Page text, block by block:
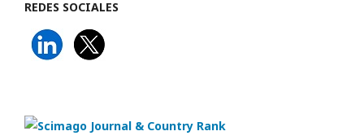
REDES SOCIALES